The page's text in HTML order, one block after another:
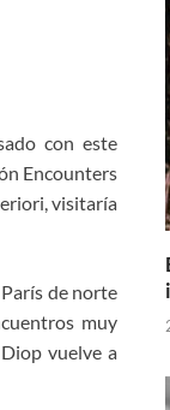
con este
Encounters
visitaría
de norte
muy
vuelve a